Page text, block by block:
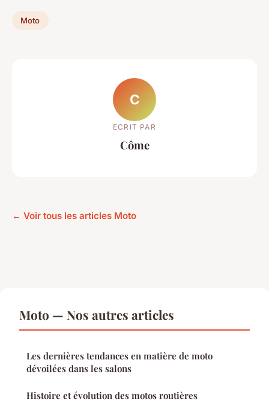
Moto
C
ECRIT PAR
Côme
← Voir tous les articles Moto
Moto — Nos autres articles
Les dernières tendances en matière de moto
dévoilées dans les salons
Histoire et évolution des motos routières